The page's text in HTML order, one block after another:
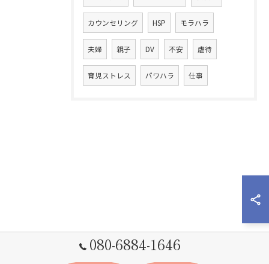
カウンセリング HSP モラハラ
夫婦 親子 DV 不安 虐待
育児ストレス パワハラ 仕事
080-6884-1646